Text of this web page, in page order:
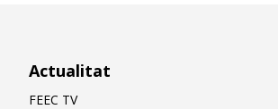
Actualitat
FEEC TV